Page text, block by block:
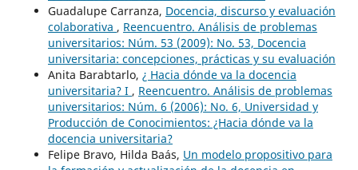
Guadalupe Carranza, Docencia, discurso y evaluación
colaborativa , Reencuentro. Análisis de problemas
universitarios: Núm. 53 (2009): No. 53, Docencia
universitaria: concepciones, prácticas y su evaluación
Anita Barabtarlo, ¿ Hacia dónde va la docencia
universitaria? I , Reencuentro. Análisis de problemas
universitarios: Núm. 6 (2006): No. 6, Universidad y
Producción de Conocimientos: ¿Hacia dónde va la
docencia universitaria?
Felipe Bravo, Hilda Baás, Un modelo propositivo para